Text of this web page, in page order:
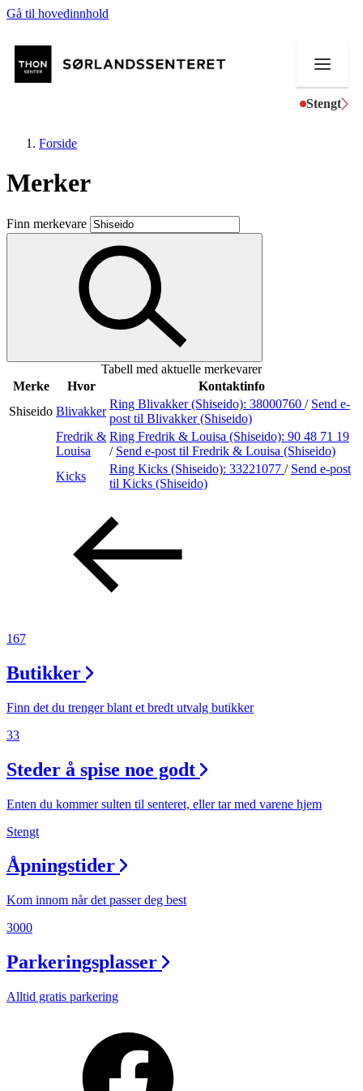
Gå til hovedinnhold
Stengt
Butikker
Mat og drikke
Aktiviteter
Inspirasjon
Praktisk informasjon
Ledige stillinger
Gavekort
Finn frem
Forside
Merker
Finn merkevare
Tabell med aktuelle merkevarer
Merke
Hvor
Kontaktinfo
Shiseido Blivakker
Ring Blivakker (Shiseido): 38000760 / Send e-
post til Blivakker (Shiseido)
Fredrik &
Louisa
Ring Fredrik & Louisa (Shiseido): 90 48 71 19
/ Send e-post til Fredrik & Louisa (Shiseido)
Kicks
Ring Kicks (Shiseido): 33221077 / Send e-post
til Kicks (Shiseido)
167
Butikker
Finn det du trenger blant et bredt utvalg butikker
33
Steder å spise noe godt
Enten du kommer sulten til senteret, eller tar med varene hjem
Stengt
Åpningstider
Kom innom når det passer deg best
3000
Parkeringsplasser
Alltid gratis parkering